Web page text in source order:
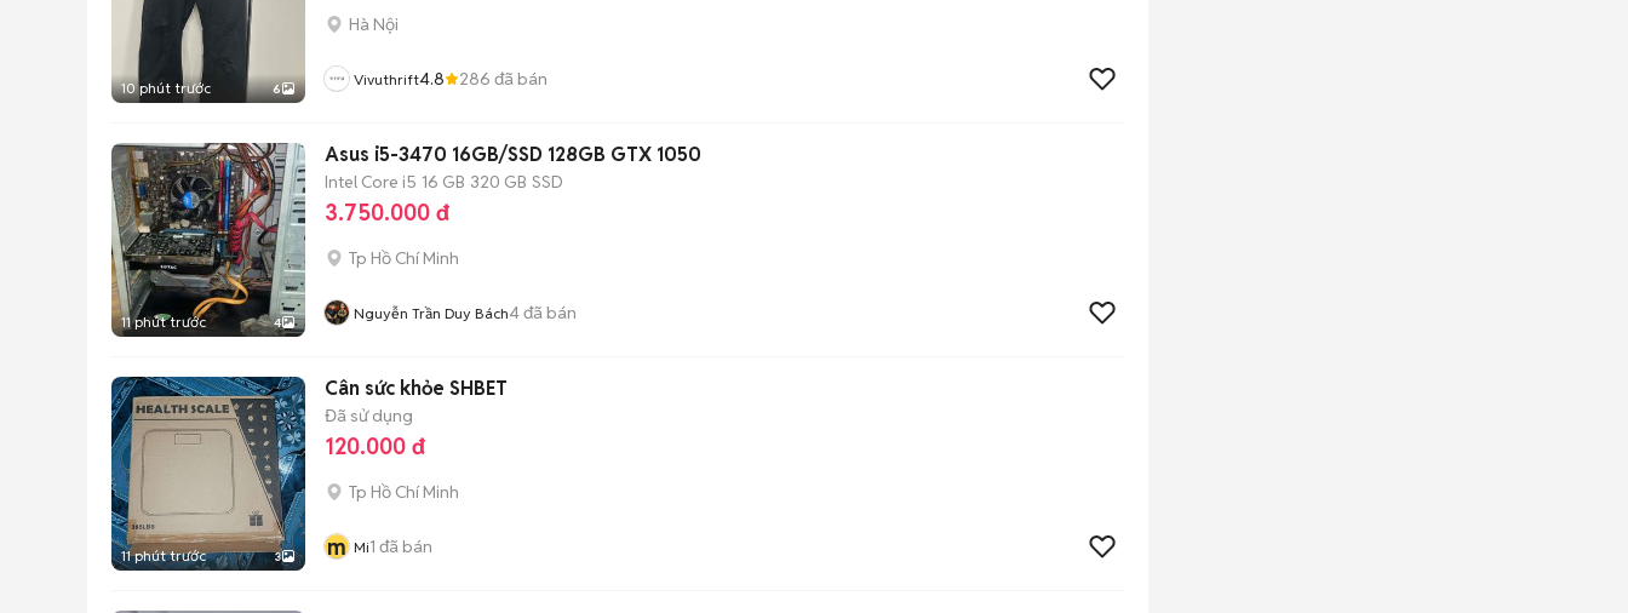
10 phút trước 6
Hà Nội
Vivuthrift4.8 286 đã bán
11 phút trước 4
Asus i5-3470 16GB/SSD 128GB GTX 1050
Intel Core i5 16 GB 320 GB SSD
3.750.000 đ
Tp Hồ Chí Minh
Nguyễn Trần Duy Bách4đã bán
11 phút trước 3
Cân sức khỏe SHBET
Đã sử dụng
120.000 đ
Tp Hồ Chí Minh
m Mi1 đã bán